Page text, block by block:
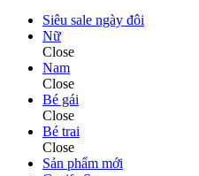
Siêu sale ngày đôi
Nữ
Close
Nam
Close
Bé gái
Close
Bé trai
Close
Sản phẩm mới